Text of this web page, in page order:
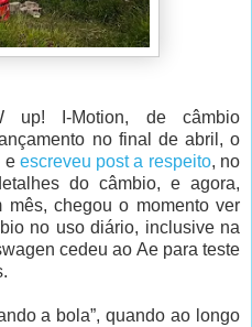
up! I-Motion, de câmbio
no final de abril, o
e escreveu post a respeito, no
do câmbio, e agora,
chegou o momento ver
no uso diário, inclusive na
cedeu ao Ae para teste
a bola”, quando ao longo